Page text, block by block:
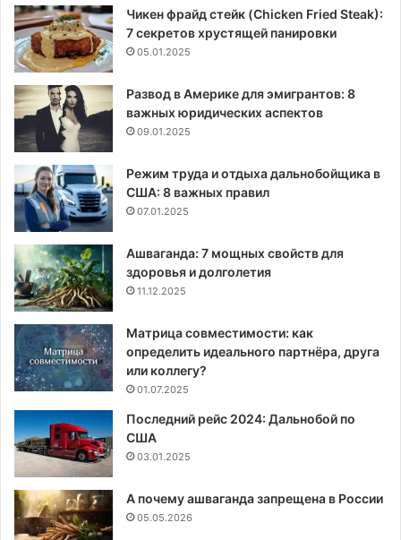
Чикен фрайд стейк (Chicken Fried Steak):
7 секретов хрустящей панировки
05.01.2025
Развод в Америке для эмигрантов: 8
важных юридических аспектов
09.01.2025
Режим труда и отдыха дальнобойщика в
США: 8 важных правил
07.01.2025
Ашваганда: 7 мощных свойств для
здоровья и долголетия
11.12.2025
Матрица совместимости: как
определить идеального партнёра, друга
или коллегу?
01.07.2025
Последний рейс 2024: Дальнобой по
США
03.01.2025
А почему ашваганда запрещена в России
05.05.2026